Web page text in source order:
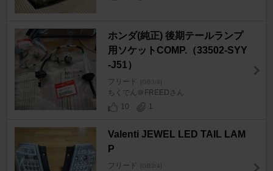
ホンダ(純正) 後期テールランプ
用ソケットCOMP.（33502-SYY
-J51）
フリード [GB3/4]
ちくでん＠FREEDさん
10
1
Valenti JEWEL LED TAIL LAM
P
フリード [GB3/4]